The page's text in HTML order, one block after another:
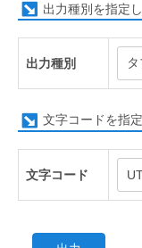
出力種別を指定
出力種別
文字コードを指
文字コード